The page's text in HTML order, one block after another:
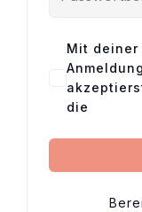
Mit deiner
Anmeldung
die